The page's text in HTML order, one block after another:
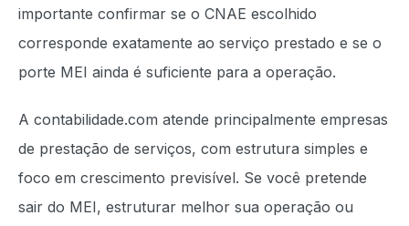
importante confirmar se o CNAE escolhido
corresponde exatamente ao serviço prestado e se o
porte MEI ainda é suficiente para a operação.
A contabilidade.com atende principalmente empresas
de prestação de serviços, com estrutura simples e
foco em crescimento previsível. Se você pretende
sair do MEI, estruturar melhor sua operação ou